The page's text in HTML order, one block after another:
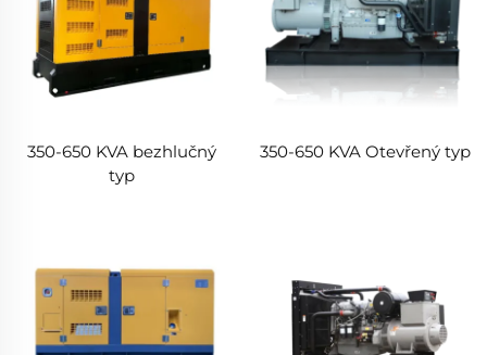
350-650 KVA bezhlučný
typ
350-650 KVA Otevřený typ